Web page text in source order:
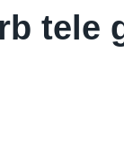
tele